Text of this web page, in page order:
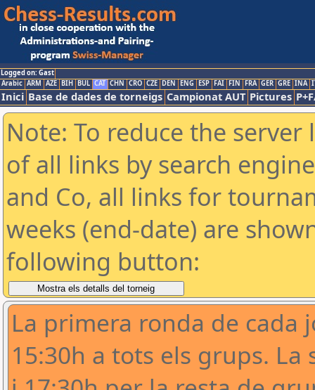
Logged on: Gast
Arabic ARM AZE BIH BUL CAT CHN CRO CZE DEN ENG ESP FAI FIN FRA GER GRE INA
Inici Base de dades de torneigs Campionat AUT Pictures
Note: To reduce the
of all links by search
and Co, all links for
weeks (end-date) are
following button:
La primera ronda de cada
15:30h a tots els grups. La